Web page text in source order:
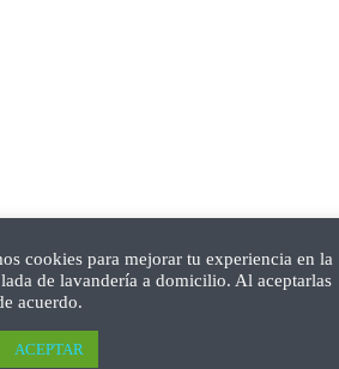
cookies para mejorar tu experiencia en la
de lavandería a domicilio. Al aceptarlas
acuerdo.
ACEPTAR